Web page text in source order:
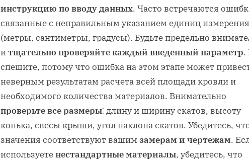
инструкцию по вводу данных. Часто встречаются
связанные с неправильным указанием единиц измерения
(метры, сантиметры, градусы). Будьте предельно
итщательно проверяйте каждый введенный параметр.
спешите, потому что ошибка на этом этапе может
неверным результатам расчета всей площади кровли и
необходимого количества материалов. Внимательно
проверьте все размеры⁚ длину и ширину скатов, высоту
конька, свесы крыши, угол наклона скатов. Убедитесь,
значения соответствуют вашим замерам и чертежам.
используетенестандартные материалы, убедитесь, что